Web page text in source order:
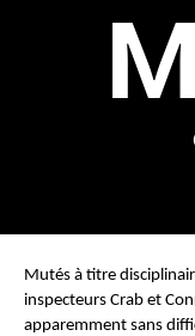
Mutés à titre
inspecteurs Crab et
apparemment sans